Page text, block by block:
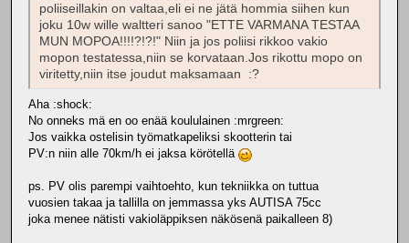
poliiseillakin on valtaa,eli ei ne jätä hommia siihen kun
joku 10w wille waltteri sanoo "ETTE VARMANA TESTAA
MUN MOPOA!!!!?!?!" Niin ja jos poliisi rikkoo vakio
mopon testatessa,niin se korvataan.Jos rikottu mopo on
viritetty,niin itse joudut maksamaan :?
Aha :shock:
No onneks mä en oo enää koululainen :mrgreen:
Jos vaikka ostelisin työmatkapeliksi skootterin tai
PV:n niin alle 70km/h ei jaksa körötellä
ps. PV olis parempi vaihtoehto, kun tekniikka on tuttua
vuosien takaa ja tallilla on jemmassa yks AUTISA 75cc
joka menee nätisti vakioläppiksen näkösenä paikalleen 8)